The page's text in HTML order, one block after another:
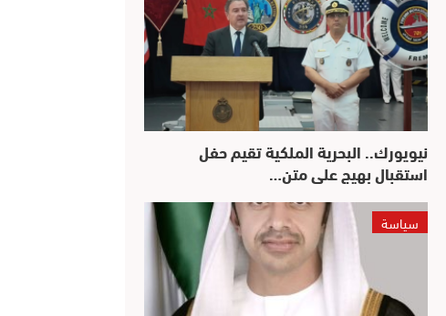
نيويورك.. البحرية الملكية تقيم حفل
استقبال بهيج على متن…
سياسة